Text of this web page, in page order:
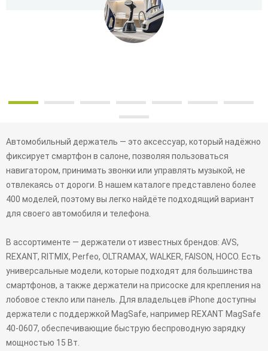
Автомобильный держатель — это аксессуар, который надёжно
фиксирует смартфон в салоне, позволяя пользоваться
навигатором, принимать звонки или управлять музыкой, не
отвлекаясь от дороги. В нашем каталоге представлено более
400 моделей, поэтому вы легко найдёте подходящий вариант
для своего автомобиля и телефона.
В ассортименте — держатели от известных брендов: AVS,
REXANT, RITMIX, Perfeo, OLTRAMAX, WALKER, FAISON, HOCO. Есть
универсальные модели, которые подходят для большинства
смартфонов, а также держатели на присоске для крепления на
лобовое стекло или панель. Для владельцев iPhone доступны
держатели с поддержкой MagSafe, например REXANT MagSafe
40-0607, обеспечивающие быструю беспроводную зарядку
мощностью 15 Вт.